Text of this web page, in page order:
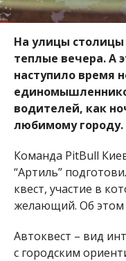
На улицы столицы
теплые вечера. А
наступило время
водителей, как
любимому городу.
Команда PitBull
“Артиль”
квест, участие в
желающий. Об этом
Автоквест – вид
с городским